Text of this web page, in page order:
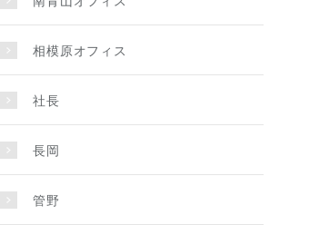
相模原オフィス
社長
長岡
管野